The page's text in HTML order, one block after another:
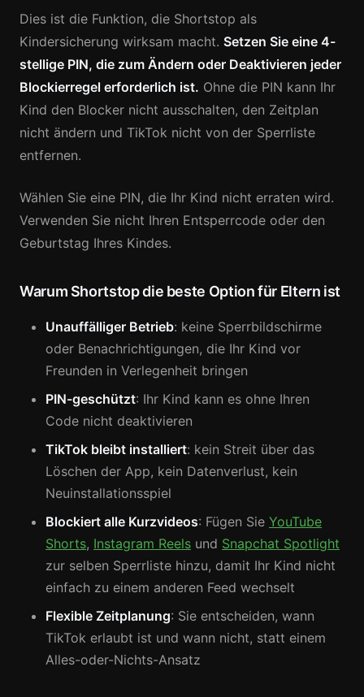
Dies ist die Funktion, die Shortstop als
Kindersicherung wirksam macht. Setzen Sie eine 4-
stellige PIN, die zum Ändern oder Deaktivieren jeder
Blockierregel erforderlich ist. Ohne die PIN kann Ihr
Kind den Blocker nicht ausschalten, den Zeitplan
nicht ändern und TikTok nicht von der Sperrliste
entfernen.
Wählen Sie eine PIN, die Ihr Kind nicht erraten wird.
Verwenden Sie nicht Ihren Entsperrcode oder den
Geburtstag Ihres Kindes.
Warum Shortstop die beste Option für Eltern ist
Unauffälliger Betrieb: keine Sperrbildschirme
oder Benachrichtigungen, die Ihr Kind vor
Freunden in Verlegenheit bringen
PIN-geschützt: Ihr Kind kann es ohne Ihren
Code nicht deaktivieren
TikTok bleibt installiert: kein Streit über das
Löschen der App, kein Datenverlust, kein
Neuinstallationsspiel
Blockiert alle Kurzvideos: Fügen Sie YouTube
Shorts, Instagram Reels und Snapchat Spotlight
zur selben Sperrliste hinzu, damit Ihr Kind nicht
einfach zu einem anderen Feed wechselt
Flexible Zeitplanung: Sie entscheiden, wann
TikTok erlaubt ist und wann nicht, statt einem
Alles-oder-Nichts-Ansatz